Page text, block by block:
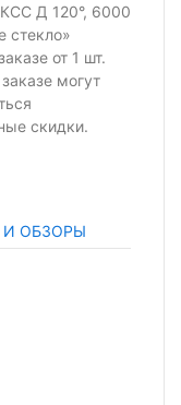
Д 120°, 6000
стекло»
от 1 шт.
могут
скидки.
И ОБЗОРЫ